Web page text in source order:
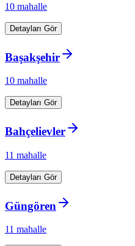
10 mahalle
Detayları Gör
Başakşehir
10 mahalle
Detayları Gör
Bahçelievler
11 mahalle
Detayları Gör
Güngören
11 mahalle